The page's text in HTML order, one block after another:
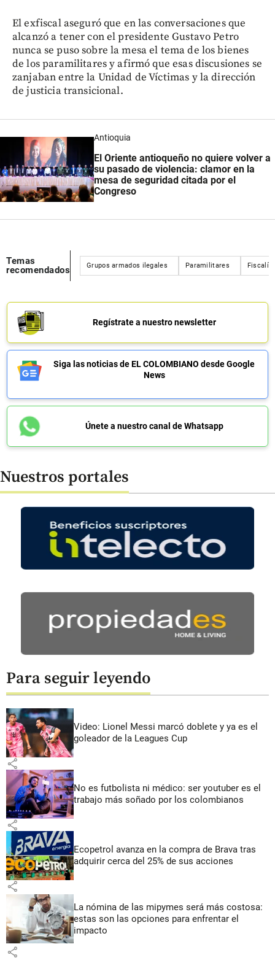
El exfiscal aseguró que en las conversaciones que
alcanzó a tener con el presidente Gustavo Petro
nunca se puso sobre la mesa el tema de los bienes
de los paramilitares y afirmó que esas discusiones se
zanjaban entre la Unidad de Víctimas y la dirección
de justicia transicional.
Antioquia
El Oriente antioqueño no quiere volver a
su pasado de violencia: clamor en la
mesa de seguridad citada por el
Congreso
Temas
recomendados
Grupos armados ilegales Paramilitares Fiscalía
Regístrate a nuestro newsletter
Siga las noticias de EL COLOMBIANO desde Google
News
Únete a nuestro canal de Whatsapp
Nuestros portales
Para seguir leyendo
Video: Lionel Messi marcó doblete y ya es el
goleador de la Leagues Cup
share
No es futbolista ni médico: ser youtuber es el
trabajo más soñado por los colombianos
share
Ecopetrol avanza en la compra de Brava tras
adquirir cerca del 25% de sus acciones
share
La nómina de las mipymes será más costosa:
estas son las opciones para enfrentar el
impacto
share